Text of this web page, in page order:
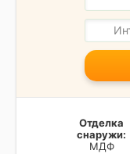
Отделка
снаружи:
МДФ